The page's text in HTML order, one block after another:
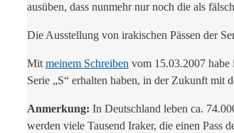
ausüben, dass nunmehr nur noch die als
Die Ausstellung von irakischen Pässen der
Mit meinem Schreiben vom 15.03.2007 habe
Serie „S“ erhalten haben, in der Zukunft mit
Anmerkung: In Deutschland leben ca.
werden viele Tausend Iraker, die einen Pass